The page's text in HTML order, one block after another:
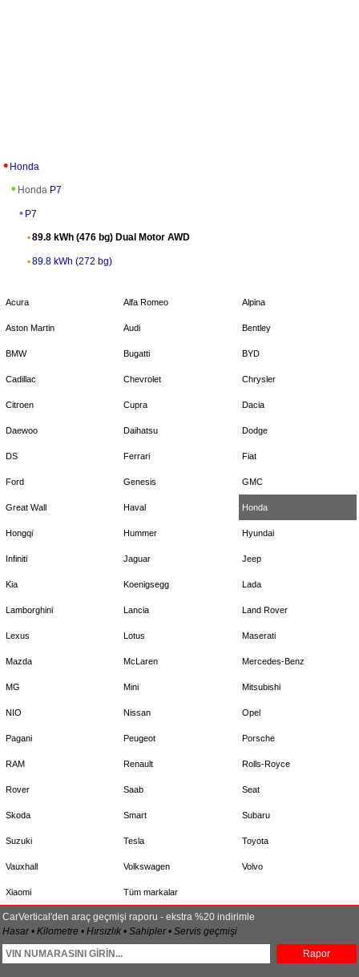
Honda
Honda P7
P7
89.8 kWh (476 bg) Dual Motor AWD
89.8 kWh (272 bg)
Acura Alfa Romeo Alpina
Aston Martin Audi Bentley
BMW Bugatti BYD
Cadillac Chevrolet Chrysler
Citroen Cupra Dacia
Daewoo Daihatsu Dodge
DS Ferrari Fiat
Ford Genesis GMC
Great Wall Haval Honda
Hongqi Hummer Hyundai
Infiniti Jaguar Jeep
Kia Koenigsegg Lada
Lamborghini Lancia Land Rover
Lexus Lotus Maserati
Mazda McLaren Mercedes-Benz
MG Mini Mitsubishi
NIO Nissan Opel
Pagani Peugeot Porsche
RAM Renault Rolls-Royce
Rover Saab Seat
Skoda Smart Subaru
Suzuki Tesla Toyota
Vauxhall Volkswagen Volvo
Xiaomi Tüm markalar
CarVertical'den araç geçmişi raporu - ekstra %20 indirimle
Hasar • Kilometre • Hırsızlık • Sahipler • Servis geçmişi
Rapor